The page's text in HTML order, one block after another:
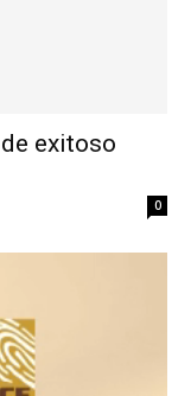
exitoso
0